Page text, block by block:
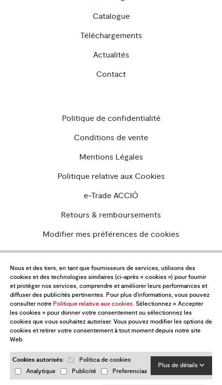
Catalogue
Téléchargements
Actualités
Contact
Politique de confidentialité
Conditions de vente
Mentions Légales
Politique relative aux Cookies
e-Trade ACCIÓ
Retours & remboursements
Modifier mes préférences de cookies
Voulez-vous être à jour de toutes les
nouvelles?
Abonnez-vous à notre newsletter
Nous et des tiers, en tant que fournisseurs de services, utilisons des
cookies et des technologies similaires (ci-après « cookies ») pour fournir
et protéger nos services, comprendre et améliorer leurs performances et
diffuser des publicités pertinentes. Pour plus d'informations, vous pouvez
consulter notre Politique relative aux cookies. Sélectionnez « Accepter
les cookies » pour donner votre consentement ou sélectionnez les
cookies que vous souhaitez autoriser. Vous pouvez modifier les options de
cookies et retirer votre consentement à tout moment depuis notre site
Web.
Cookies autorisés:
Política de cookies
Analytique
Publicité Preferencias
Plus de détails